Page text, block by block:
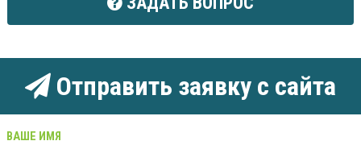
Отправить заявку с сайта
ВАШЕ ИМЯ